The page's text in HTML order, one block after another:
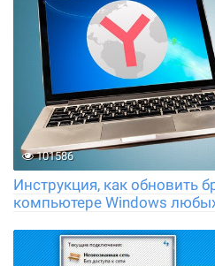
101586
Инструкция, как обновить
компьютере Windows